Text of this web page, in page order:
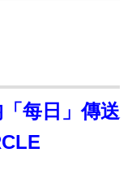
每日」傳送